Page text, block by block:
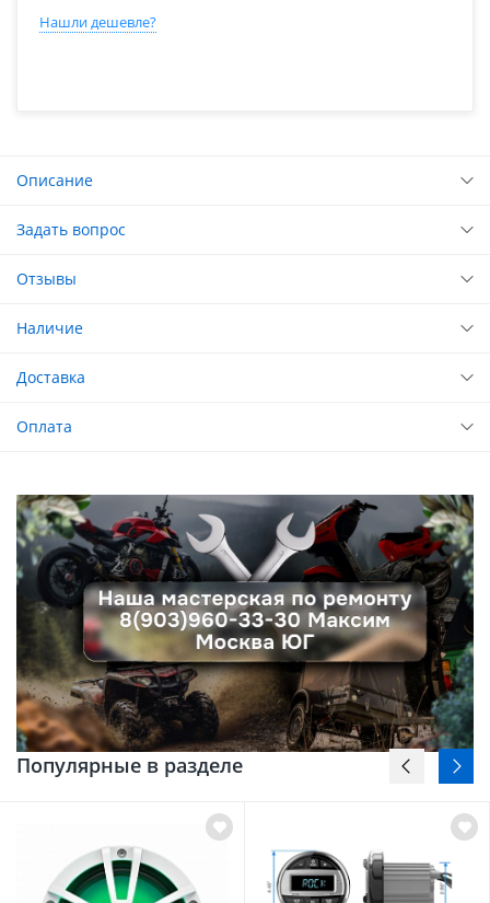
Нашли дешевле?
Описание
Задать вопрос
Отзывы
Наличие
Доставка
Оплата
Популярные в разделе